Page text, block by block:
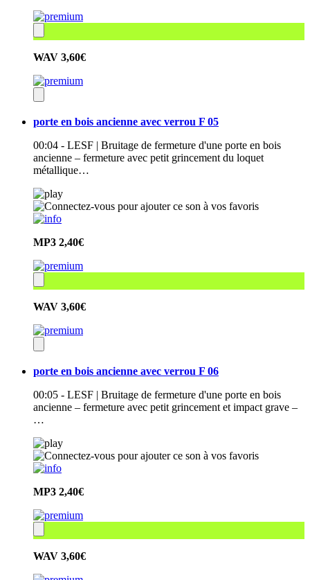
WAV 3,60€
porte en bois ancienne avec verrou F 05
00:04 - LESF | Bruitage de fermeture d'une porte en bois
ancienne – fermeture avec petit grincement du loquet
métallique…
MP3 2,40€
WAV 3,60€
porte en bois ancienne avec verrou F 06
00:05 - LESF | Bruitage de fermeture d'une porte en bois
ancienne – fermeture avec petit grincement et impact grave –
…
MP3 2,40€
WAV 3,60€